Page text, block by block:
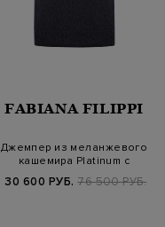
FABIANA FILIPPI
Джемпер из меланжевого
кашемира Platinum с
30 600 РУБ. 76 500 РУБ.